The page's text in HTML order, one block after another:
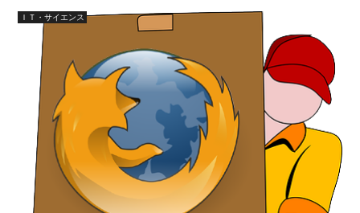
ＩＴ・サイエンス